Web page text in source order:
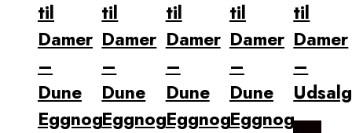
til
Damer
–
Dune
Eggnog
til
Damer
–
Dune
Eggnog
til
Damer
–
Dune
Eggnog
til
Damer
–
Dune
Eggnog
til
Damer
–